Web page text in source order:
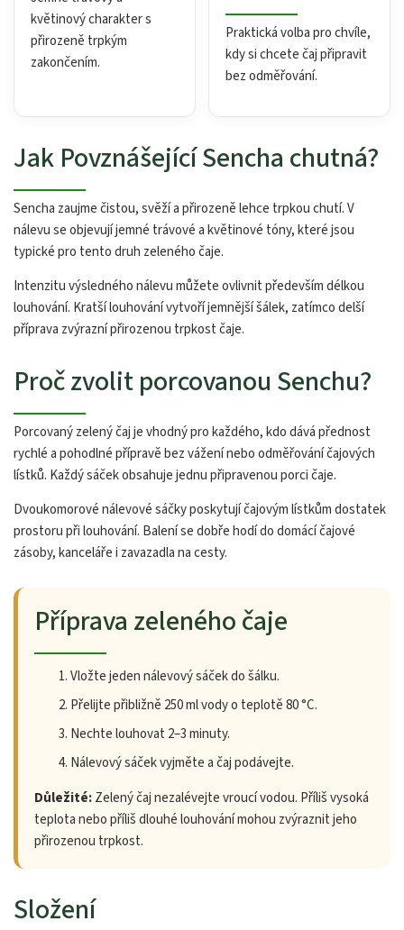
květinový charakter s
přirozeně trpkým
zakončením.
Praktická volba pro chvíle,
kdy si chcete čaj připravit
bez odměřování.
Jak Povznášející Sencha chutná?
Sencha zaujme čistou, svěží a přirozeně lehce trpkou chutí. V
nálevu se objevují jemné trávové a květinové tóny, které jsou
typické pro tento druh zeleného čaje.
Intenzitu výsledného nálevu můžete ovlivnit především délkou
louhování. Kratší louhování vytvoří jemnější šálek, zatímco delší
příprava zvýrazní přirozenou trpkost čaje.
Proč zvolit porcovanou Senchu?
Porcovaný zelený čaj je vhodný pro každého, kdo dává přednost
rychlé a pohodlné přípravě bez vážení nebo odměřování čajových
lístků. Každý sáček obsahuje jednu připravenou porci čaje.
Dvoukomorové nálevové sáčky poskytují čajovým lístkům dostatek
prostoru při louhování. Balení se dobře hodí do domácí čajové
zásoby, kanceláře i zavazadla na cesty.
Příprava zeleného čaje
Vložte jeden nálevový sáček do šálku.
Přelijte přibližně 250 ml vody o teplotě 80 °C.
Nechte louhovat 2–3 minuty.
Nálevový sáček vyjměte a čaj podávejte.
Důležité:Zelený čaj nezalévejte vroucí vodou. Příliš vysoká
teplota nebo příliš dlouhé louhování mohou zvýraznit jeho
přirozenou trpkost.
Složení